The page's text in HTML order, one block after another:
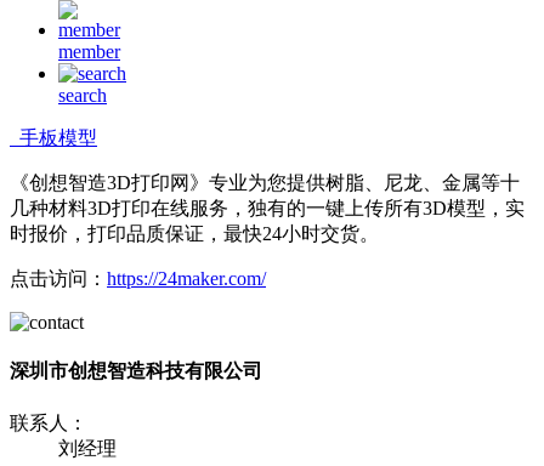
member
search
手板模型
《创想智造3D打印网》专业为您提供树脂、尼龙、金属等十
几种材料3D打印在线服务，独有的一键上传所有3D模型，实
时报价，打印品质保证，最快24小时交货。
点击访问： https://24maker.com/
深圳市创想智造科技有限公司
联系人：
刘经理